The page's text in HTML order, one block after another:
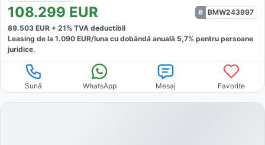
108.299 EUR
BMW243997
89.503 EUR + 21% TVA deductibil
Leasing de la 1.090 EUR/luna cu dobăndă anuală 5,7% pentru persoane
juridice.
Sună WhatsApp Mesaj Favorite